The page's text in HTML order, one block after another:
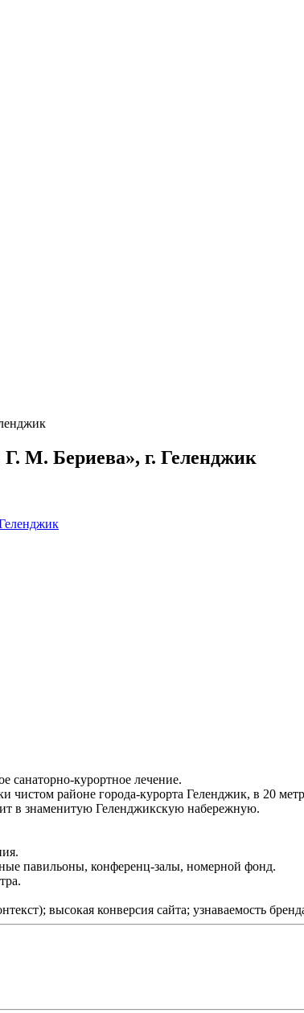
М. Бериева», г. Геленджик
санаторно-курортное лечение.
районе города-курорта Геленджик, в 20
в знаменитую Геленджикскую набережную.
павильоны, конференц-залы, номерной фонд.
высокая конверсия сайта; узнаваемость